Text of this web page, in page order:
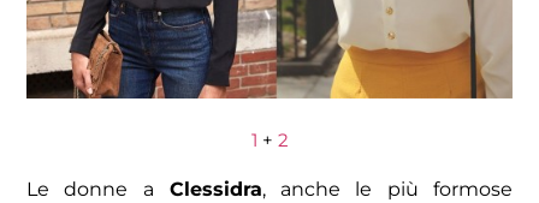
1 + 2
Le donne a Clessidra, anche le più formose